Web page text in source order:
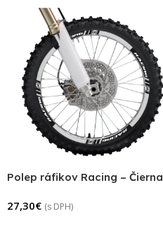
Polep ráfikov Racing – Čierna
27,30€ (s DPH)